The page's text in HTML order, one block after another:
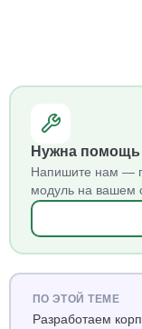
Нужна помощь
Напишите нам —
модуль на вашем
ПО ЭТОЙ ТЕМЕ
Разработаем